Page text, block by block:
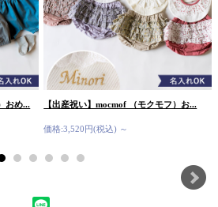
おめ... 【出産祝い】mocmof （モクモフ）お...
価格:3,520円(税込) ～